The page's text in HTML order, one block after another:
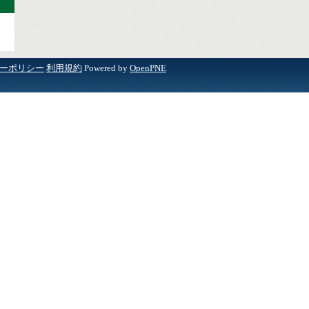
ポリシー 利用規約 Powered by OpenPNE